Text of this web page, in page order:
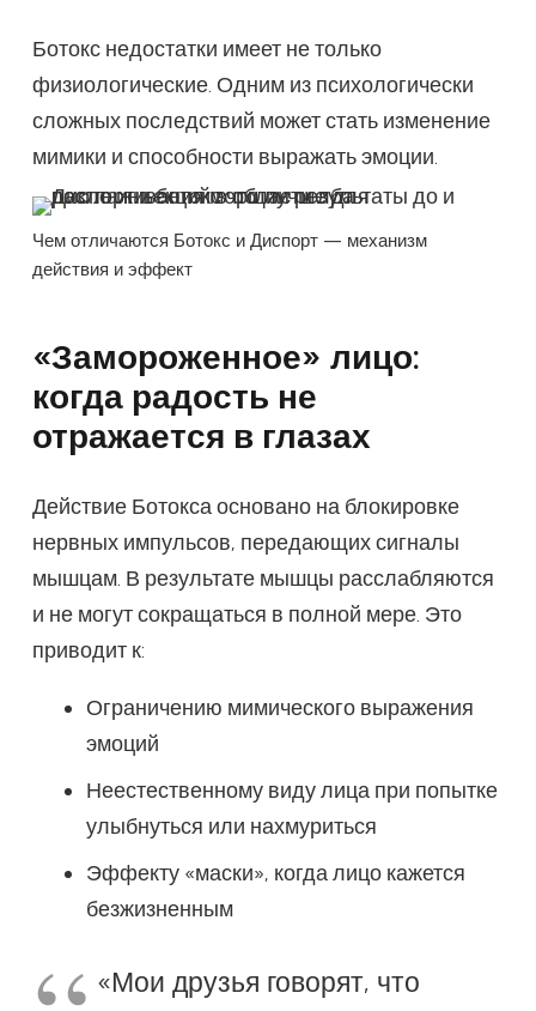
Ботокс недостатки имеет не только
физиологические. Одним из психологически
сложных последствий может стать изменение
мимики и способности выражать эмоции.
Чем отличаются Ботокс и Диспорт — механизм
действия и эффект
«Замороженное» лицо:
когда радость не
отражается в глазах
Действие Ботокса основано на блокировке
нервных импульсов, передающих сигналы
мышцам. В результате мышцы расслабляются
и не могут сокращаться в полной мере. Это
приводит к:
Ограничению мимического выражения
эмоций
Неестественному виду лица при попытке
улыбнуться или нахмуриться
Эффекту «маски», когда лицо кажется
безжизненным
«Мои друзья говорят, что